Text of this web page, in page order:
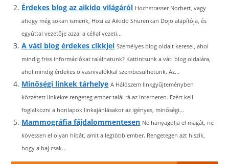
Érdekes blog az aikido világáról Hochstrasser Norbert, vagy
ahogy még sokan ismerik, Hosi az Aikido Shurenkan Dojo alapítója, és
egyúttal vezetője azzal a céllal vezeti...
A váti blog érdekes cikkjei Személyes blog oldalt keresel, ahol
mindig friss információkat találhatunk? Kattintsunk a váti blog oldalára,
ahol mindig érdekes olvasnivalókkal szembesülhetünk. Az...
Minőségi linkek tárhelye A Hálószem linkgyűjteményben
közzétett linkekre rengeteg ember talál rá az interneten. Ezért kell
foglalkozni a honlapok linkajánlásakor az igényes, minőségi...
Mammográfia fájdalommentesen Ne hanyagolja el magát, ne
kövessen el olyan hibát, amit a legtöbb ember. Rengetegen azt hiszik,
hogy a baj csak...